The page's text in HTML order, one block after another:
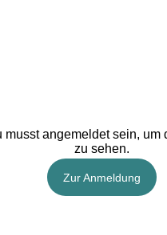
musst angemeldet sein, um
zu sehen.
Zur Anmeldung